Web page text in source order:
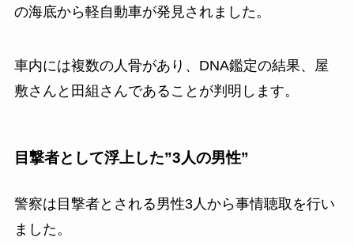
の海底から軽自動車が発見されました。
車内には複数の人骨があり、DNA鑑定の結果、屋
敷さんと田組さんであることが判明します。
目撃者として浮上した”3人の男性”
警察は目撃者とされる男性3人から事情聴取を行い
ました。